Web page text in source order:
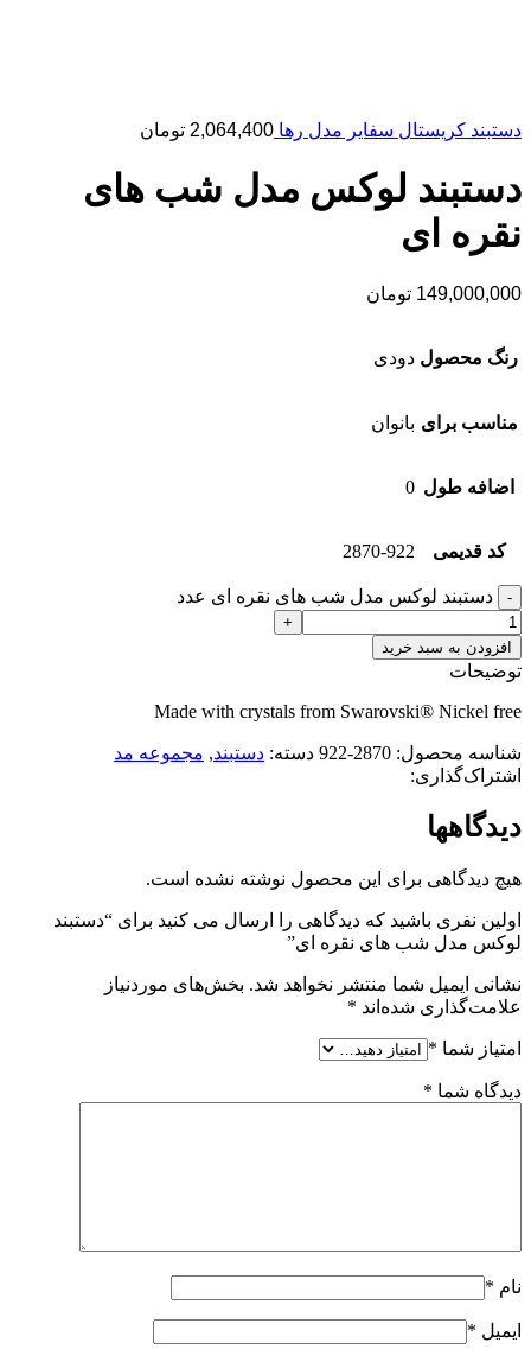
دستبند کریستال سفایر مدل رها 2,064,400 تومان
دستبند لوکس مدل شب های
نقره ای
149,000,000 تومان
رنگ محصول دودی
مناسب برای بانوان
اضافه طول 0
کد قدیمی 2870-922
دستبند لوکس مدل شب های نقره ای عدد
افزودن به سبد خرید
توضیحات
Made with crystals from Swarovski® Nickel free
شناسه محصول: 2870-922 دسته: دستبند, مجموعه مد
اشتراک‌گذاری:
دیدگاهها
هیچ دیدگاهی برای این محصول نوشته نشده است.
اولین نفری باشید که دیدگاهی را ارسال می کنید برای “دستبند
لوکس مدل شب های نقره ای”
نشانی ایمیل شما منتشر نخواهد شد. بخش‌های موردنیاز
علامت‌گذاری شده‌اند *
امتیاز شما *
دیدگاه شما *
نام *
ایمیل *